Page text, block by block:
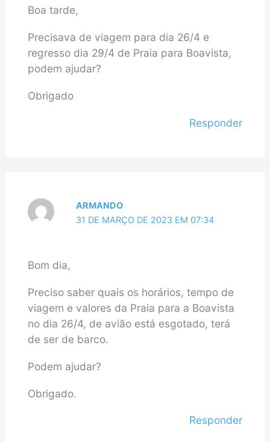
Boa tarde,
Precisava de viagem para dia 26/4 e
regresso dia 29/4 de Praia para Boavista,
podem ajudar?
Obrigado
Responder
ARMANDO
31 DE MARÇO DE 2023 EM 07:34
Bom dia,
Preciso saber quais os horários, tempo de
viagem e valores da Praia para a Boavista
no dia 26/4, de avião está esgotado, terá
de ser de barco.
Podem ajudar?
Obrigado.
Responder